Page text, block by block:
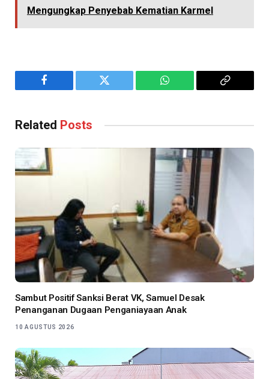
Mengungkap Penyebab Kematian Karmel
Facebook Twitter WhatsApp
Copy
Related Posts
Sambut Positif Sanksi Berat VK, Samuel Desak
Penanganan Dugaan Penganiayaan Anak
10 AGUSTUS 2026